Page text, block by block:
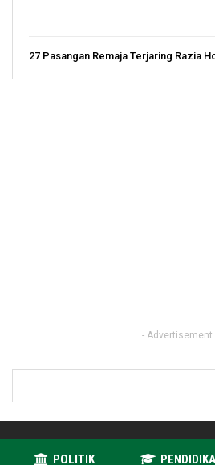
27 Pasangan Remaja Terjaring Razia
- Advertisement
POLITIK